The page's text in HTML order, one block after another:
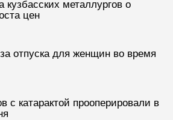
металлургов о
цен
отпуска для женщин во время
с катарактой прооперировали в